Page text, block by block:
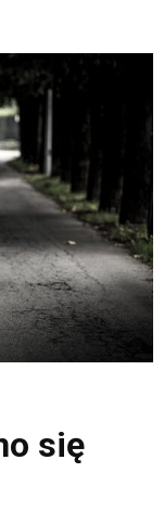
się